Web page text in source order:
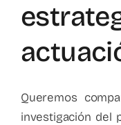
Queremos
investigación del